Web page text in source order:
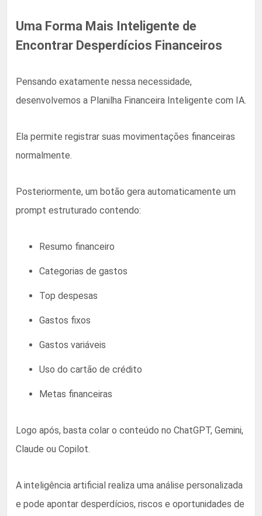
Uma Forma Mais Inteligente de
Encontrar Desperdícios Financeiros
Pensando exatamente nessa necessidade,
desenvolvemos a Planilha Financeira Inteligente com IA.
Ela permite registrar suas movimentações financeiras
normalmente.
Posteriormente, um botão gera automaticamente um
prompt estruturado contendo:
Resumo financeiro
Categorias de gastos
Top despesas
Gastos fixos
Gastos variáveis
Uso do cartão de crédito
Metas financeiras
Logo após, basta colar o conteúdo no ChatGPT, Gemini,
Claude ou Copilot.
A inteligência artificial realiza uma análise personalizada
e pode apontar desperdícios, riscos e oportunidades de